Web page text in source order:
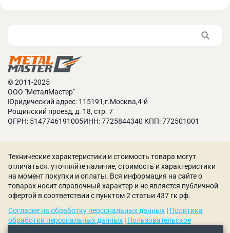
Эргономичные ручки гибочной балки длиной 500
мм позволяют оператору осуществлять гиб без
© 2011-2025
ООО "МеталМастер"
Юридический адрес: 115191,г.Москва,4-й
Рощинский проезд, д. 18, стр. 7
ОГРН: 5147746191005ИНН: 7725844340 КПП: 772501001
Технические характеристики и стоимость товара могут
отличаться. уточняйте наличие, стоимость и характеристики
на момент покупки и оплаты. Вся информация на сайте о
товарах носит справочный характер и не является публичной
офертой в соответствии с пунктом 2 статьи 437 гк рф.
Согласие на обработку персональных данных | Политика
обработки персональных данных | Пользовательское